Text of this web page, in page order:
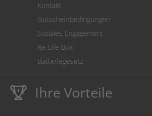
Kontakt
Gutscheinbedingungen
Soziales Engagement
Re-Life Box
Batteriegesetz
Ihre Vorteile